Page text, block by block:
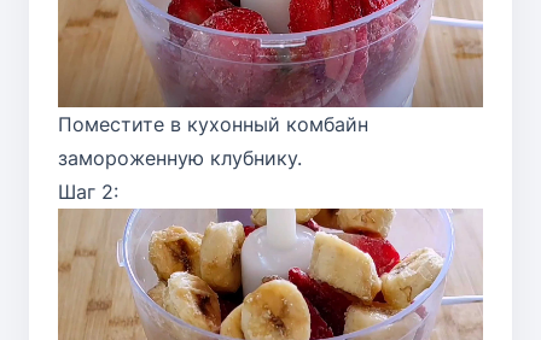
Поместите в кухонный комбайн
замороженную клубнику.
Шаг 2: